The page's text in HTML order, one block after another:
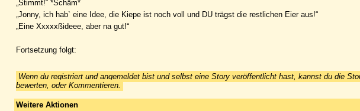
„Stimmt!“ *Schäm*
„Jonny, ich hab` eine Idee, die Kiepe ist noch voll und DU trägst die restlichen Eier aus!“
„Eine Xxxxxßideee, aber na gut!“
Fortsetzung folgt:
Wenn du registriert und angemeldet bist und selbst eine Story veröffentlicht hast, kannst du die
bewerten, oder Kommentieren.
Weitere Aktionen